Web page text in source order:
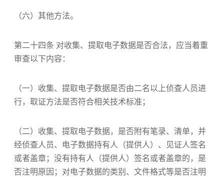
（六）其他方法。
第二十四条 对收集、提取电子数据是否合法，应当着重
审查以下内容：
（一）收集、提取电子数据是否由二名以上侦查人员进
行，取证方法是否符合相关技术标准；
（二）收集、提取电子数据，是否附有笔录、清单，并
经侦查人员、电子数据持有人（提供人）、见证人签名
或者盖章；没有持有人（提供人）签名或者盖章的，是
否注明原因；对电子数据的类别、文件格式等是否注明